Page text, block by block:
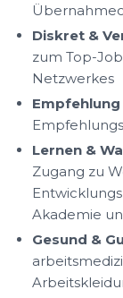
Diskret &
zum Top-
Netzwerkes
Lernen &
Zugang zu
Akademie
Gesund &